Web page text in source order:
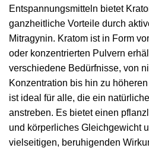
Entspannungsmitteln bietet
ganzheitliche Vorteile durch
Mitragynin. Kratom ist in Form
oder konzentrierten Pulvern
verschiedene Bedürfnisse, von
Konzentration bis hin zu
ist ideal für alle, die ein
anstreben. Es bietet einen
und körperliches Gleichgewicht
vielseitigen, beruhigenden